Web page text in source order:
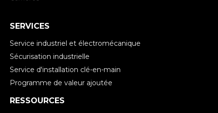
SERVICES
Service industriel et électromécanique
Sécurisation industrielle
Service d'installation clé-en-main
Programme de valeur ajoutée
RESSOURCES